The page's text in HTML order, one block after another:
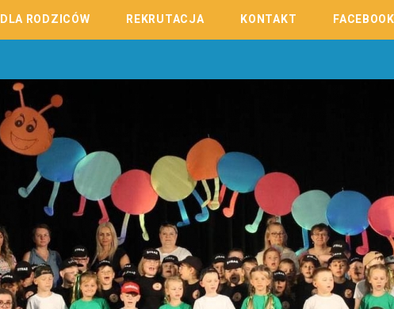
DLA RODZICÓW REKRUTACJA KONTAKT FACEBOOK